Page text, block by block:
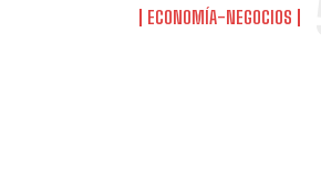
ECONOMÍA-NEGOCIOS